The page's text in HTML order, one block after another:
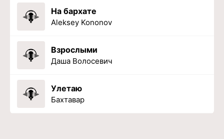
На бархате
Aleksey Kononov
Взрослыми
Даша Волосевич
Улетаю
Бахтавар